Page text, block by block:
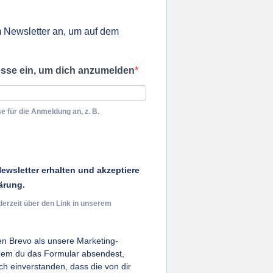
an, um auf dem
ein, um dich anzumelden
für die Anmeldung an, z. B.
erhalten und akzeptiere
über den Link in unserem
Brevo als unsere Marketing-
du das Formular absendest,
einverstanden, dass die von dir